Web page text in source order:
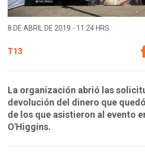
8 DE ABRIL DE 2019 - 11:24 HRS.
T13
La organización abrió las
devolución del dinero que
de los que asistieron al evento
O'Higgins.